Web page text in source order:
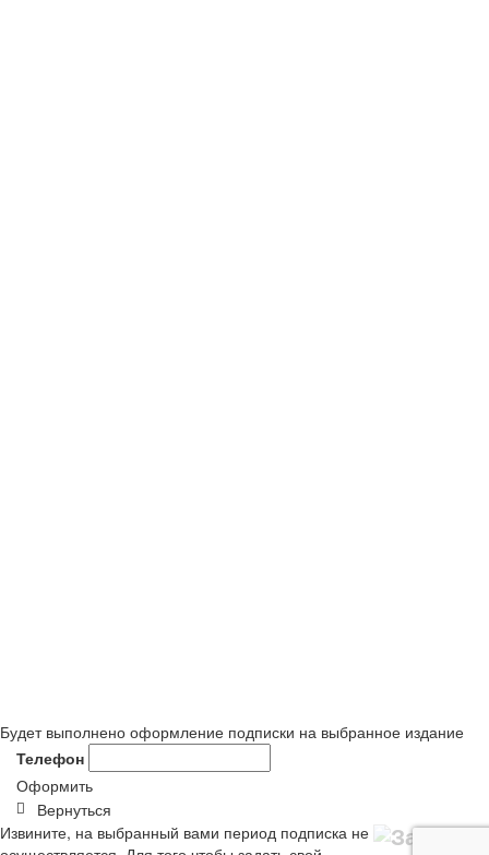
Будет выполнено оформление подписки на выбранное издание
Телефон
Оформить
Вернуться
Извините, на выбранный вами период подписка не